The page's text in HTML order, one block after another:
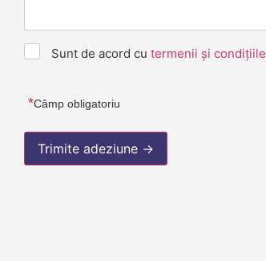
TermeniSunt de acord cu termenii și condițiile
*Câmp obligatoriu
Trimite adeziune →